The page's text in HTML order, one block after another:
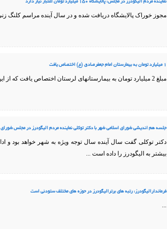
نماینده مردم الیگودرز در مجلس: پالایشگاه 150 میلیارد تومان اعتبار نیاز دارد
مجوز خوراک پالایشگاه دریافت شده و در سال آینده مراسم کلنگ
1 میلیارد تومان به بیمارستان امام جعفرصادق (ع) اختصاص یافت
مبلغ 2 میلیارد تومان به بیمارستانهای لرستان اختصاص یافت که از این مبلغ 1 میلیارد تومان سهم الیگودرز شد ...
جلسه هم اندیشی شورای اسلامی شهر با دکتر توکلی نماینده مردم الیگودرز در مجلس شورای
دکتر توکلی گفت سال آینده سال توجه ویژه به شهر خواهد بود
بیشتر به الیگودرز را داده است ...
فرماندارالیگودرز: رتبه های برترالیگودرز در حوزه های مختلف ستودنی است
...